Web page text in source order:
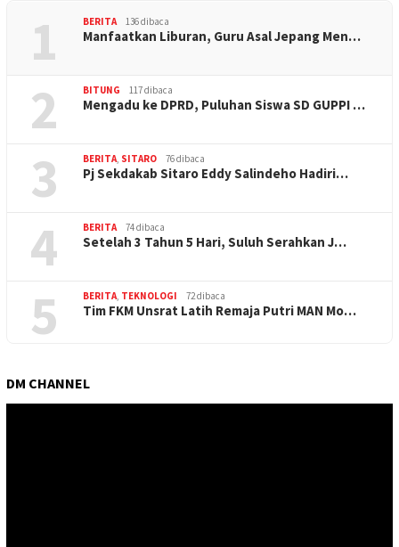
1 BERITA 136 dibaca
Manfaatkan Liburan, Guru Asal Jepang Men…
2 BITUNG 117 dibaca
Mengadu ke DPRD, Puluhan Siswa SD GUPPI …
3 BERITA, SITARO 76 dibaca
Pj Sekdakab Sitaro Eddy Salindeho Hadiri…
4 BERITA 74 dibaca
Setelah 3 Tahun 5 Hari, Suluh Serahkan J…
5 BERITA, TEKNOLOGI 72 dibaca
Tim FKM Unsrat Latih Remaja Putri MAN Mo…
DM CHANNEL